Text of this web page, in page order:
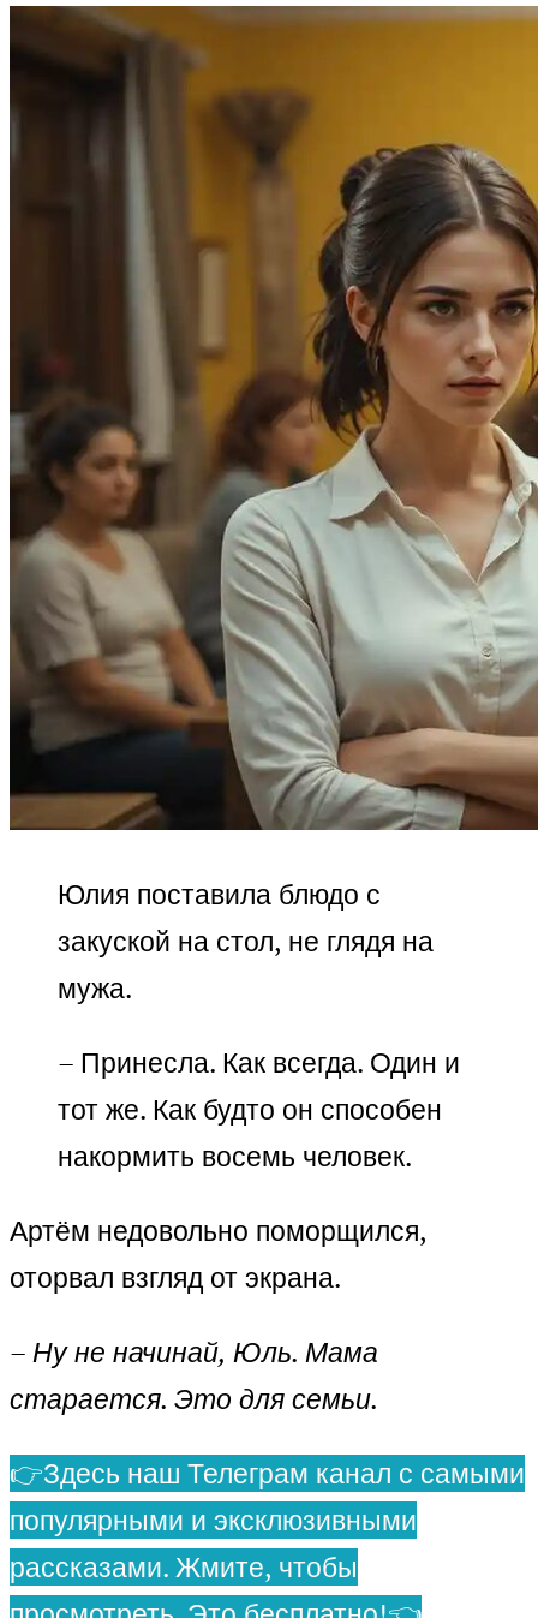
Юлия поставила блюдо с
закуской на стол, не глядя на
мужа.
– Принесла. Как всегда. Один и
тот же. Как будто он способен
накормить восемь человек.
Артём недовольно поморщился,
оторвал взгляд от экрана.
– Ну не начинай, Юль. Мама
старается. Это для семьи.
👉Здесь наш Телеграм канал с самыми
популярными и эксклюзивными
рассказами. Жмите, чтобы